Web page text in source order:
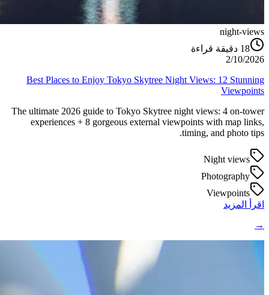
night-views
18 دقيقة قراءة
2/10/2026
Best Places to Enjoy Tokyo Skytree Night Views: 12 Stunning
Viewpoints
The ultimate 2026 guide to Tokyo Skytree night views: 4 on-tower
experiences + 8 gorgeous external viewpoints with map links,
timing, and photo tips.
Night views
Photography
Viewpoints
اقرأ المزيد
→